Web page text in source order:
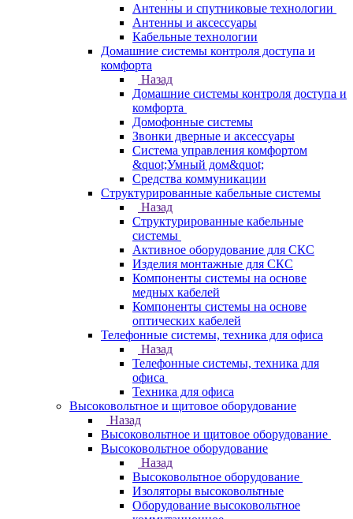
Антенны и спутниковые технологии
Антенны и аксессуары
Кабельные технологии
Домашние системы контроля доступа и
комфорта
Назад
Домашние системы контроля доступа и
комфорта
Домофонные системы
Звонки дверные и аксессуары
Система управления комфортом
&quot;Умный дом&quot;
Средства коммуникации
Структурированные кабельные системы
Назад
Структурированные кабельные
системы
Активное оборудование для СКС
Изделия монтажные для СКС
Компоненты системы на основе
медных кабелей
Компоненты системы на основе
оптических кабелей
Телефонные системы, техника для офиса
Назад
Телефонные системы, техника для
офиса
Техника для офиса
Высоковольтное и щитовое оборудование
Назад
Высоковольтное и щитовое оборудование
Высоковольтное оборудование
Назад
Высоковольтное оборудование
Изоляторы высоковольтные
Оборудование высоковольтное